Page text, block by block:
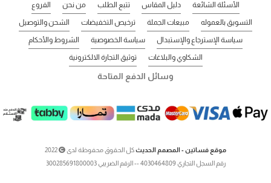
الأسئلة الشائعة دليل المقاس تتبع الطلب من نحن الفروع
التسويق بالعموله مبيعات الجملة ترخيص التخفيضات الشحن والتوصيل
سياسة الإسترجاع والإستبدال سياسة الخصوصية الشروط والأحكام
الشكاوي والبلاغات توثيق التجارة الالكترونية
وسائل الدفع المتاحة
موقع فساتين - المصمم الحديثكل الحقوق محفوظة لدى
2022
رقم السجل التجاري 4030464809 -- الرقم الضريبي 300285691800003